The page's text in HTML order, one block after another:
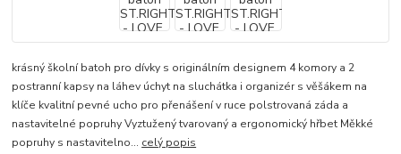
krásný školní batoh pro dívky s originálním designem 4 komory a 2
postranní kapsy na láhev úchyt na sluchátka i organizér s věšákem na
klíče kvalitní pevné ucho pro přenášení v ruce polstrovaná záda a
nastavitelné popruhy Vyztužený tvarovaný a ergonomický hřbet Měkké
popruhy s nastavitelno... celý popis